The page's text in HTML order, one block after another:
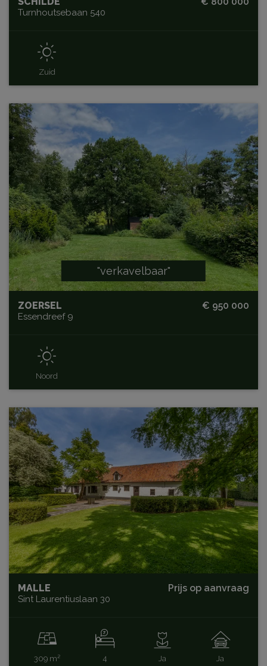
Turnhoutsebaan 540
Zuid
"verkavelbaar"
€ 950 000
ZOERSEL
Essendreef 9
Noord
Prijs op aanvraag
MALLE
Sint Laurentiuslaan 30
309 m² 4 Ja Ja